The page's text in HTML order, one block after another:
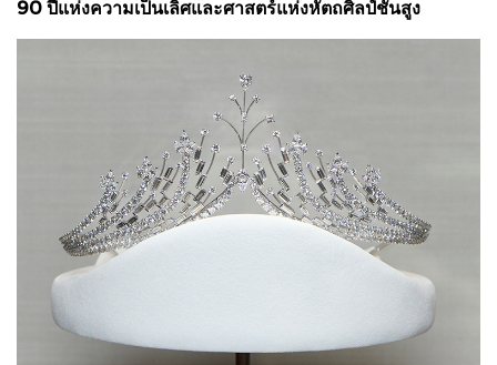
90 ปีแห่งความเป็นเลิศและศาสตร์แห่งหัตถศิลป์ชั้นสูง